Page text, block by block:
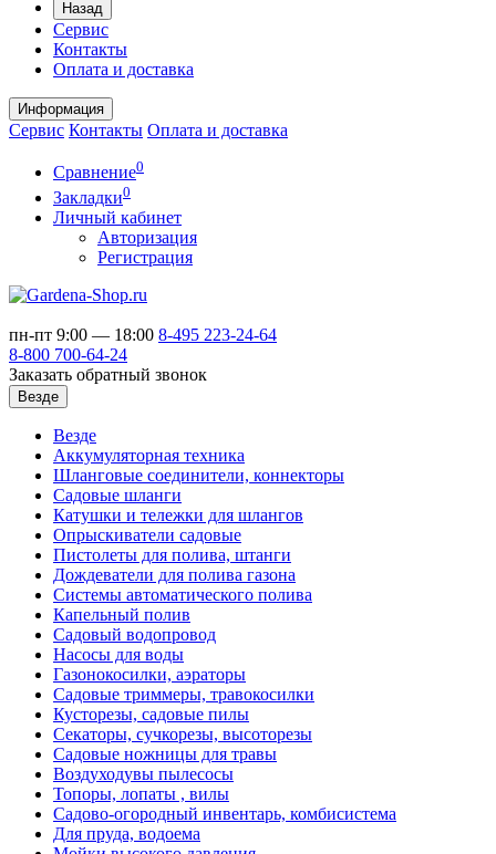
Назад
Сервис
Контакты
Оплата и доставка
Информация
Сервис Контакты Оплата и доставка
Сравнение0
Закладки0
Личный кабинет
Авторизация
Регистрация
пн-пт 9:00 — 18:00 8-495 223-24-64
8-800 700-64-24
Заказать обратный звонок
Везде
Везде
Аккумуляторная техника
Шланговые соединители, коннекторы
Садовые шланги
Катушки и тележки для шлангов
Опрыскиватели садовые
Пистолеты для полива, штанги
Дождеватели для полива газона
Системы автоматического полива
Капельный полив
Садовый водопровод
Насосы для воды
Газонокосилки, аэраторы
Садовые триммеры, травокосилки
Кусторезы, садовые пилы
Секаторы, сучкорезы, высоторезы
Садовые ножницы для травы
Воздуходувы пылесосы
Топоры, лопаты , вилы
Садово-огородный инвентарь, комбисистема
Для пруда, водоема